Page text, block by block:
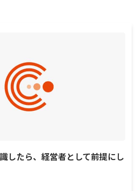
したら、経営者として前提にし